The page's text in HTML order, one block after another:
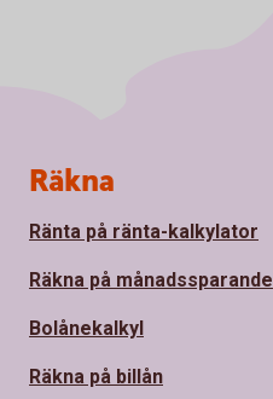
Sidfot
Räkna
Ränta på ränta-kalkylator
Räkna på månadssparande
Bolånekalkyl
Räkna på billån